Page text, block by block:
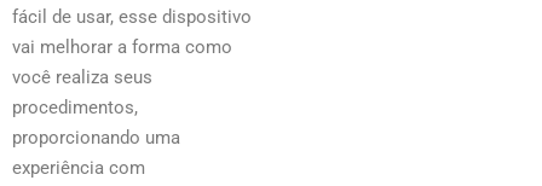
fácil de usar, esse dispositivo
vai melhorar a forma como
você realiza seus
procedimentos,
proporcionando uma
experiência com